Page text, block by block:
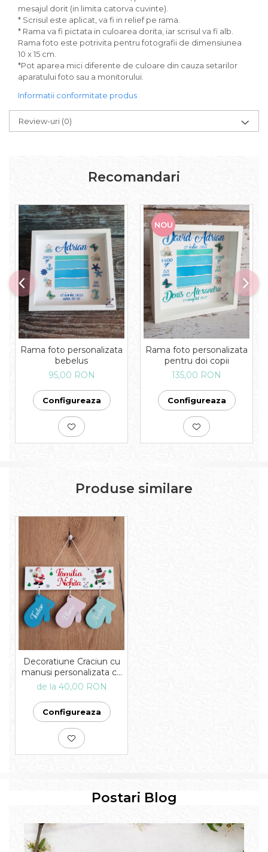
mesajul dorit (in limita catorva cuvinte).
* Scrisul este aplicat, va fi in relief pe rama.
* Rama va fi pictata in culoarea dorita, iar scrisul va fi alb.
Rama foto este potrivita pentru fotografii de dimensiunea
10 x 15 cm.
*Pot aparea mici diferente de culoare din cauza setarilor
aparatului foto sau a monitorului.
Informatii conformitate produs
Review-uri (0)
Recomandari
Rama foto personalizata
bebelus
95,00 RON
Configureaza
NOU
Rama foto personalizata
pentru doi copii
135,00 RON
Configureaza
Produse similare
Decoratiune Craciun cu
manusi personalizata cu
numele membrilor
familiei
de la 40,00 RON
Configureaza
Postari Blog